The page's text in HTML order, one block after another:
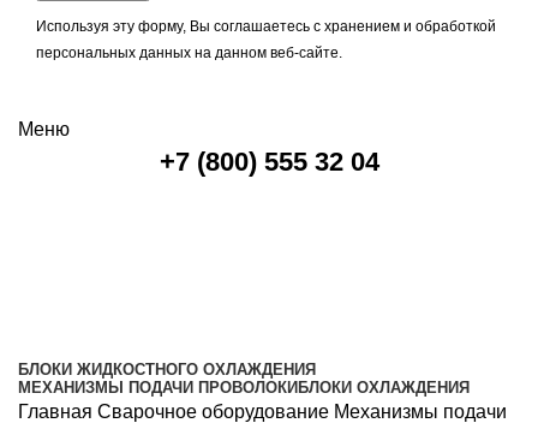
Используя эту форму, Вы соглашаетесь с хранением и обработкой
персональных данных на данном веб-сайте.
Меню
+7 (800) 555 32 04
БЛОКИ ЖИДКОСТНОГО ОХЛАЖДЕНИЯ
МЕХАНИЗМЫ ПОДАЧИ ПРОВОЛОКИ БЛОКИ ОХЛАЖДЕНИЯ
Главная Сварочное оборудование Механизмы подачи